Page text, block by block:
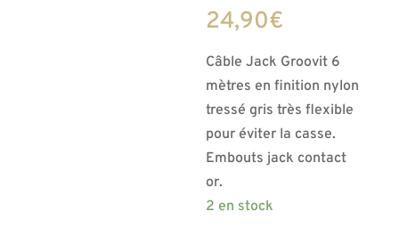
24,90€
Câble Jack Groovit 6
mètres en finition nylon
tressé gris très flexible
pour éviter la casse.
Embouts jack contact
or.
2 en stock